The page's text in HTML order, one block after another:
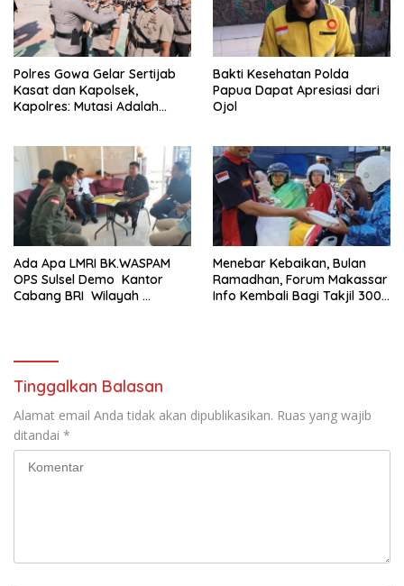
Polres Gowa Gelar Sertijab
Kasat dan Kapolsek,
Kapolres: Mutasi Adalah
Bakti Kesehatan Polda
Papua Dapat Apresiasi dari
Ojol
Ada Apa LMRI BK.WASPAM
OPS Sulsel Demo Kantor
Cabang BRI Wilayah
Menebar Kebaikan, Bulan
Ramadhan, Forum Makassar
Info Kembali Bagi Takjil 300
Tinggalkan Balasan
Alamat email Anda tidak akan dipublikasikan. Ruas yang wajib
ditandai *